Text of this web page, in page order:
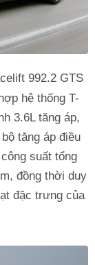
992.2 GTS
hệ thống T-
3.6L tăng áp,
tăng áp điều
suất tổng
đồng thời duy
đặc trưng của